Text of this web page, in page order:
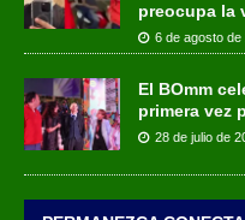
preocupa la
6 de agosto de
El BOmm
primera vez
28 de julio de